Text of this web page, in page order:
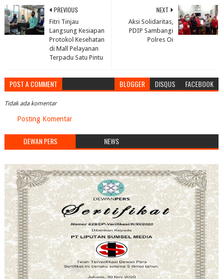
NEXT
Aksi Solidaritas,
PDIP Sambangi
Polres Oi
PREVIOUS
Fitri Tinjau
Langsung Kesiapan
Protokol Kesehatan
di Mall Pelayanan
Terpadu Satu Pintu
POST A COMMENT BLOGGER DISQUS FACEBOOK
Tidak ada komentar
Posting Komentar
DEWAN PERS NEWS